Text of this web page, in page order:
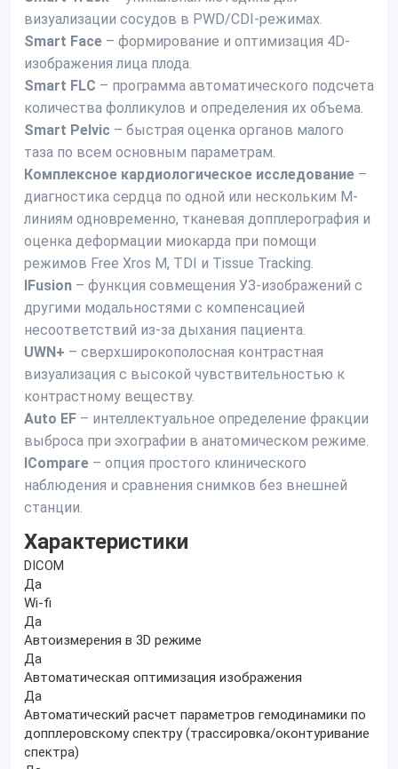
визуализации сосудов в PWD/CDI-режимах.
Smart Face – формирование и оптимизация 4D-
изображения лица плода.
Smart FLC – программа автоматического подсчета
количества фолликулов и определения их объема.
Smart Pelvic – быстрая оценка органов малого
таза по всем основным параметрам.
Комплексное кардиологическое исследование –
диагностика сердца по одной или нескольким M-
линиям одновременно, тканевая допплерография и
оценка деформации миокарда при помощи
режимов Free Xros M, TDI и Tissue Tracking.
IFusion – функция совмещения УЗ-изображений с
другими модальностями с компенсацией
несоответствий из-за дыхания пациента.
UWN+ – сверхширокополосная контрастная
визуализация с высокой чувствительностью к
контрастному веществу.
Auto EF – интеллектуальное определение фракции
выброса при эхографии в анатомическом режиме.
ICompare – опция простого клинического
наблюдения и сравнения снимков без внешней
станции.
Характеристики
DICOM
Да
Wi-fi
Да
Автоизмерения в 3D режиме
Да
Автоматическая оптимизация изображения
Да
Автоматический расчет параметров гемодинамики по
допплеровскому спектру (трассировка/оконтуривание
спектра)